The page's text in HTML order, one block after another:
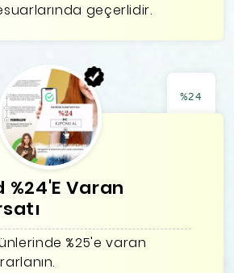
geçerlidir.
%24
Varan
%25'e varan